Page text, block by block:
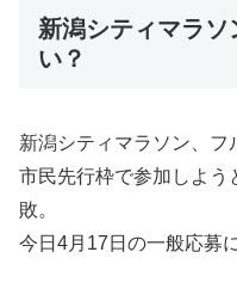
新潟シティマラソ
い？
新潟シティマラソン、フ
市民先行枠で参加しよう
敗。
今日4月17日の一般応募